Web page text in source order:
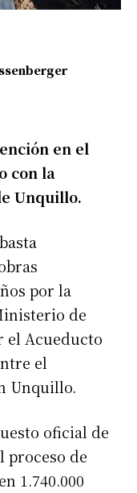
en el
con la
Unquillo.
por la
de
el Acueducto
el
Unquillo.
oficial de
proceso de
1.740.000